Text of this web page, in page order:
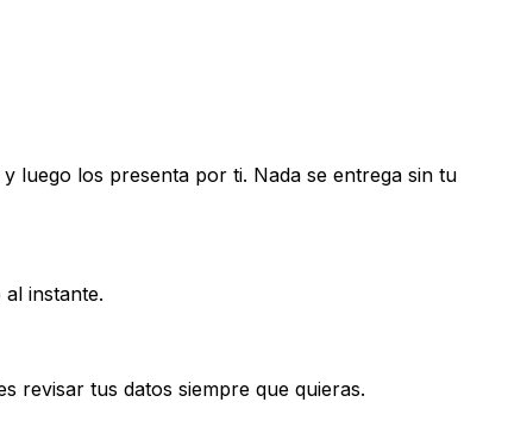
luego los presenta por ti. Nada se entrega sin tu
instante.
revisar tus datos siempre que quieras.